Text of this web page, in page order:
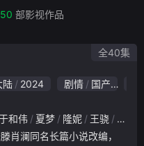
50 部影视作品
陆 2024 剧情 国产
和伟 夏梦 隆妮 王骁
冯嘉
全40集